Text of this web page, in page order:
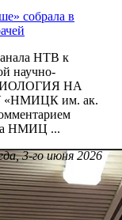
собрала в
НТВ к
научно-
НА
«НМИЦК им. ак.
НМИЦ ...
3-го июня 2026